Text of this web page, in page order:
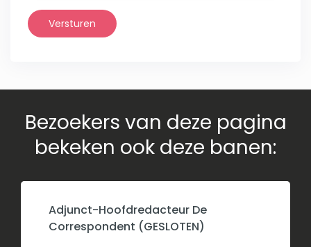
Versturen
Bezoekers van deze pagina
bekeken ook deze banen:
Adjunct-Hoofdredacteur De
Correspondent (GESLOTEN)